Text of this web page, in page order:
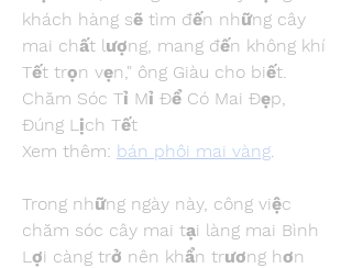
khách hàng sẽ tìm đến những cây
mai chất lượng, mang đến không khí
Tết trọn vẹn," ông Giàu cho biết.
Chăm Sóc Tỉ Mỉ Để Có Mai Đẹp,
Đúng Lịch Tết
Xem thêm: bán phôi mai vàng.
Trong những ngày này, công việc
chăm sóc cây mai tại làng mai Bình
Lợi càng trở nên khẩn trương hơn